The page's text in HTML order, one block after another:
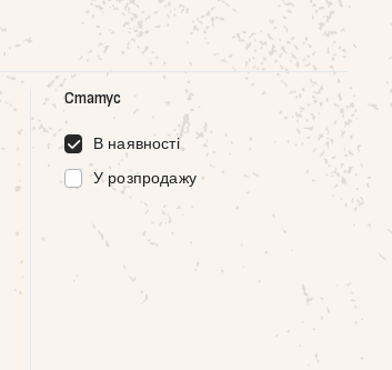
Статус
В наявності
У розпродажу